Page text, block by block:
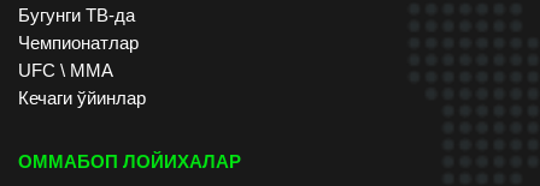
Бугунги ТВ-да
Чемпионатлар
UFC \ ММА
Кечаги ўйинлар
ОММАБОП ЛОЙИХАЛАР